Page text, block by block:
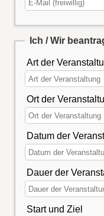
Ich / Wir
Art der
Ort der
Datum der
Dauer der
Start und Ziel